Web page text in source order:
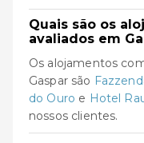
Quais são os
avaliados em
Os alojamentos
Gaspar são
do Ouro e Hotel
nossos clientes.